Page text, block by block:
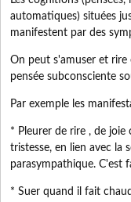
automatiques) situées
manifestent par des
On peut s'amuser et
pensée subconsciente
Par exemple les
* Pleurer de rire , de joie
tristesse, en lien avec la
parasympathique. C'est
* Suer quand il fait